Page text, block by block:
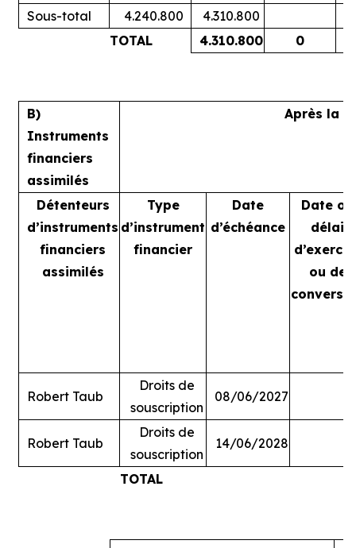
Sous-total
4.240.800 4.310.800
TOTAL
4.310.800 0
B)
Instruments
financiers
assimilés
Après la
Détenteurs
d’instruments
financiers
assimilés
Type
d’instrument
financier
Date
d’échéance
Date ou
délai
ou de
Robert Taub
Droits de
souscription
08/06/2027
Robert Taub
Droits de
souscription
14/06/2028
TOTAL